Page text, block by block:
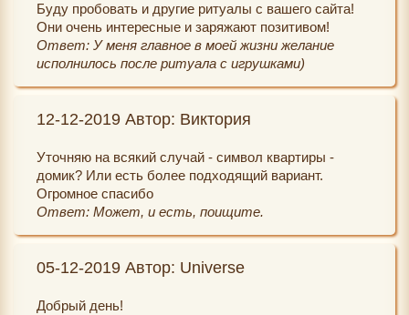
Буду пробовать и другие ритуалы с вашего сайта!
Они очень интересные и заряжают позитивом!
Ответ: У меня главное в моей жизни желание
исполнилось после ритуала с игрушками)
12-12-2019 Автор: Виктория
Уточняю на всякий случай - символ квартиры -
домик? Или есть более подходящий вариант.
Огромное спасибо
Ответ: Может, и есть, поищите.
05-12-2019 Автор: Universe
Добрый день!